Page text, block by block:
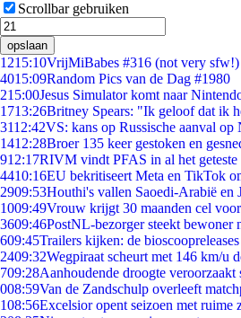
Scrollbar gebruiken
opslaan
1215:10VrijMiBabes #316 (not very sfw!)
4015:09Random Pics van de Dag #1980
215:00Jesus Simulator komt naar
1713:26Britney Spears: "Ik geloof dat ik
3112:42VS: kans op Russische aanval
1412:28Broer 135 keer gestoken en
912:17RIVM vindt PFAS in al het
4410:16EU bekritiseert Meta en TikTok
2909:53Houthi's vallen Saoedi-Arabië en
1009:49Vrouw krijgt 30 maanden cel
3609:46PostNL-bezorger steekt bewoner
609:45Trailers kijken: de
2409:32Wegpiraat scheurt met 146 km/u
709:28Aanhoudende droogte
008:59Van de Zandschulp overleeft
108:56Excelsior opent seizoen met ruime